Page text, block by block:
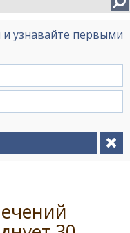
узнавайте первыми